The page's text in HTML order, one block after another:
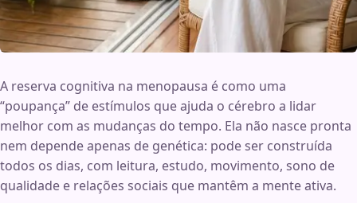
A reserva cognitiva na menopausa é como uma
“poupança” de estímulos que ajuda o cérebro a lidar
melhor com as mudanças do tempo. Ela não nasce pronta
nem depende apenas de genética: pode ser construída
todos os dias, com leitura, estudo, movimento, sono de
qualidade e relações sociais que mantêm a mente ativa.